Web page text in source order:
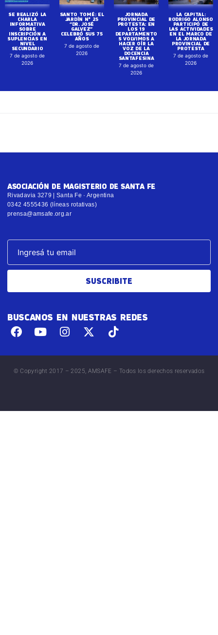
SE REALIZÓ LA
CHARLA
INFORMATIVA
SOBRE
INSCRIPCIÓN A
SUPLENCIAS EN
NIVEL
SECUNDARIO
7 de agosto de
2026
SANTO TOMÉ: EL
JARDÍN N° 25
“DR. JOSÉ
GALVEZ”
CELEBRÓ SUS 75
AÑOS
7 de agosto de
2026
JORNADA
PROVINCIAL DE
PROTESTA: EN
LOS 19
DEPARTAMENTO
S VOLVIMOS A
HACER OÍR LA
VOZ DE LA
DOCENCIA
SANTAFESINA
7 de agosto de
2026
LA CAPITAL:
RODRIGO ALONSO
PARTICIPÓ DE
LAS ACTIVIDADES
EN EL MARCO DE
LA JORNADA
PROVINCIAL DE
PROTESTA
7 de agosto de
2026
ASOCIACIÓN DE MAGISTERIO DE SANTA FE
Rivadavia 3279 | Santa Fe · Argentina
0342 4555436 (líneas rotativas)
prensa@amsafe.org.ar
SUSCRIBITE
BUSCANOS EN NUESTRAS REDES
© Copyright 2017 – 2025, AMSAFE – Todos los derechos reservados